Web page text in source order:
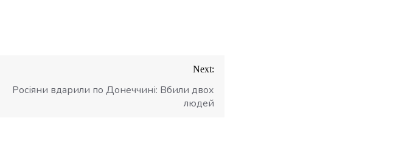
Next:
Росіяни вдарили по Донеччині: Вбили двох
людей